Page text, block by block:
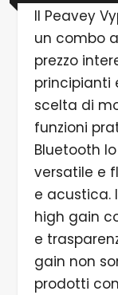
Il Peavey
un combo
prezzo
principianti
scelta di
funzioni
Bluetooth
versatile e
e acustica.
high gain
e
gain non
prodotti